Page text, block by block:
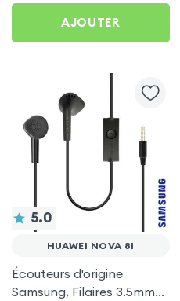
AJOUTER
5.0
HUAWEI NOVA 8I
Écouteurs d'origine
Samsung, Filaires 3.5mm